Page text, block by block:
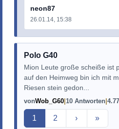
neon87
26.01.14, 15:38
Polo G40
Mion Leute große scheiße ist
auf den Heimweg bin ich mit
Riesen stein gedon...
vonWob_G60 10 Antworten
Aktuelle Seite
1 2 › »